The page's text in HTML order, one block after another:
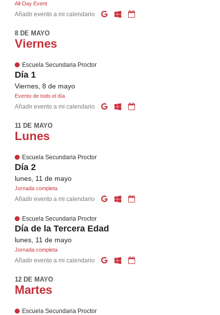
All-Day Event
Añadir evento a mi calendario
8 DE MAYO
Viernes
Escuela Secundaria Proctor
Día 1
Viernes, 8 de mayo
Evento de todo el día
Añadir evento a mi calendario
11 DE MAYO
Lunes
Escuela Secundaria Proctor
Día 2
lunes, 11 de mayo
Jornada completa
Añadir evento a mi calendario
Escuela Secundaria Proctor
Día de la Tercera Edad
lunes, 11 de mayo
Jornada completa
Añadir evento a mi calendario
12 DE MAYO
Martes
Escuela Secundaria Proctor